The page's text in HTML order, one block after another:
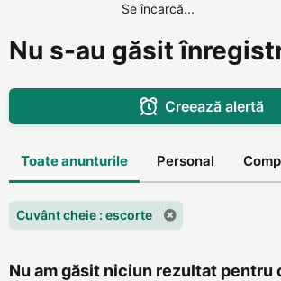
Se încarcă...
Nu s-au găsit
Creează alertă
Toate anunturile Personal
Cuvânt cheie : escorte
Nu am găsit niciun rezultat pentru